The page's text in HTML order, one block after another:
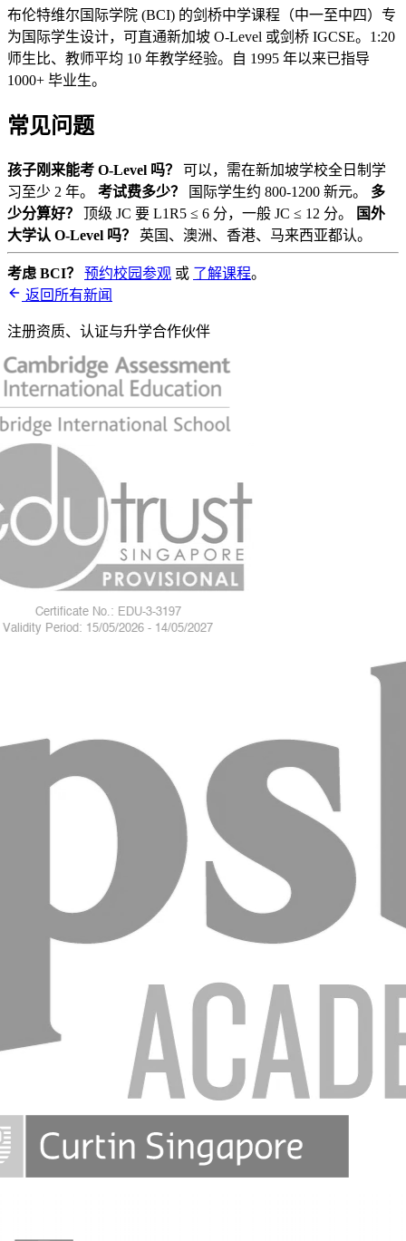
布伦特维尔国际学院 (BCI) 的剑桥中学课程（中一至中四）专
为国际学生设计，可直通新加坡 O-Level 或剑桥 IGCSE。1:20
师生比、教师平均 10 年教学经验。自 1995 年以来已指导
1000+ 毕业生。
常见问题
孩子刚来能考 O-Level 吗？
可以，需在新加坡学校全日制学
习至少 2 年。 考试费多少？ 国际学生约 800-1200 新元。 多
少分算好？
顶级 JC 要 L1R5 ≤ 6 分，一般 JC ≤ 12 分。
国外
大学认 O-Level 吗？
英国、澳洲、香港、马来西亚都认。
考虑 BCI？ 预约校园参观 或 了解课程。
返回所有新闻
注册资质、认证与升学合作伙伴